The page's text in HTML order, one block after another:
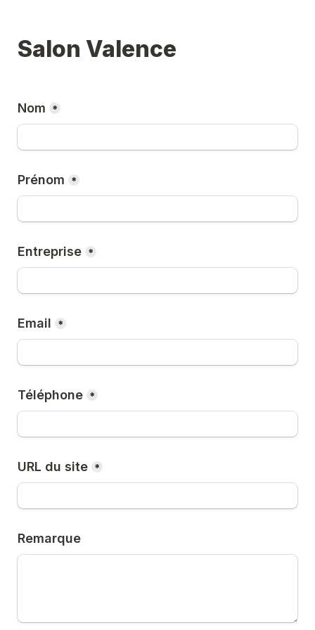
Salon Valence
Nom *
Prénom *
Entreprise *
Email *
Téléphone *
URL du site *
Remarque